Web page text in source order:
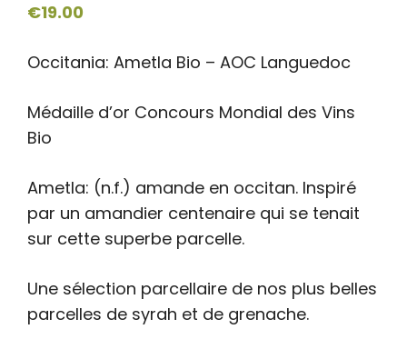
€19.00
Occitania: Ametla Bio – AOC Languedoc
Médaille d’or Concours Mondial des Vins
Bio
Ametla: (n.f.) amande en occitan. Inspiré
par un amandier centenaire qui se tenait
sur cette superbe parcelle.
Une sélection parcellaire de nos plus belles
parcelles de syrah et de grenache.